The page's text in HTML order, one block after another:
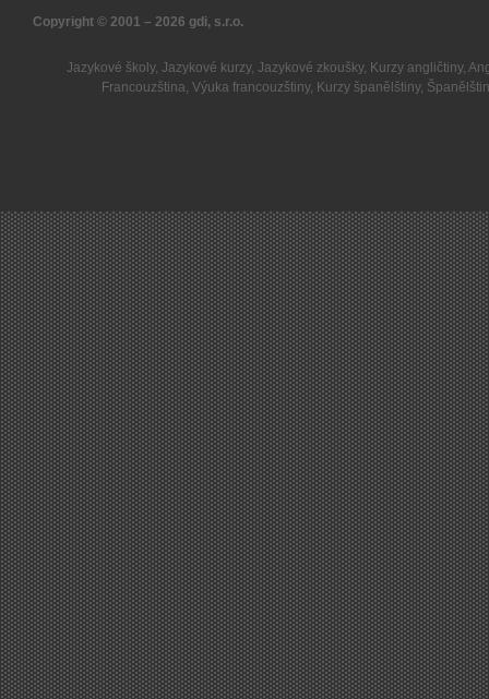
Copyright © 2001 – 2026 gdi, s.r.o.
Jazykové školy, Jazykové kurzy, Jazykové zkoušky, Kurzy angličtiny,
Francouzština,Výuka francouzštiny, Kurzy španělštiny,